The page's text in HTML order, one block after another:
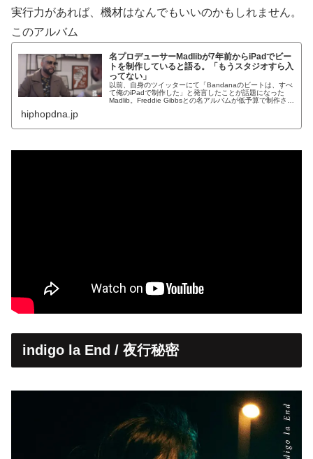
実行力があれば、機材はなんでもいいのかもしれません。
このアルバム
名プロデューサーMadlibが7年前からiPadでビー
トを制作していると語る。「もうスタジオすら入
ってない」
以前、自身のツイッターにて「Bandanaのビートは、すべ
て俺のiPadで制作した」と発言したことが話題になった
Madlib。Freddie Gibbsとの名アルバムが低予算で制作され
hiphopdna.jp
indigo la End / 夜行秘密